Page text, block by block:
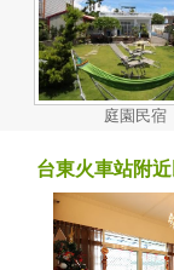
庭園民宿
台東火車站附